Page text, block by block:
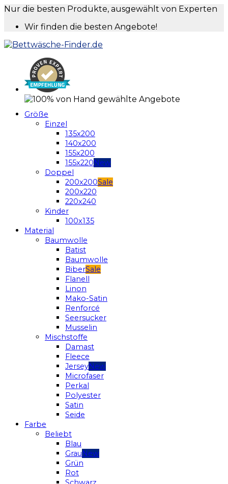
Nur die besten Produkte, ausgewählt von Experten
Wir finden die besten Angebote!
Größe
Einzel
135x200
140x200
155x200
155x220
Doppel
200x200
200x220
220x240
Kinder
100x135
Material
Baumwolle
Batist
Baumwolle
Biber
Flanell
Linon
Mako-Satin
Renforcé
Seersucker
Musselin
Mischstoffe
Damast
Fleece
Jersey
Microfaser
Perkal
Polyester
Satin
Seide
Farbe
Beliebt
Blau
Grau
Grün
Rot